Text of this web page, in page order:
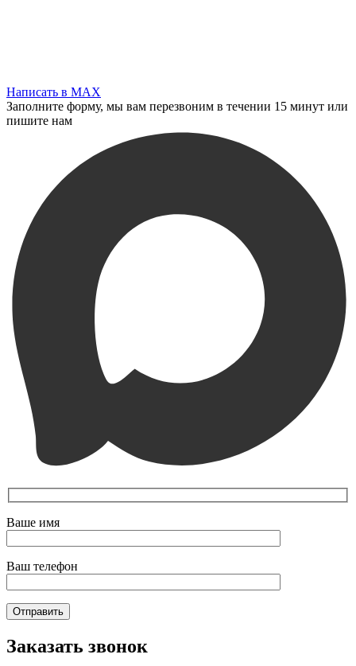
Написать в MAX
Заполните форму, мы вам перезвоним в течении 15 минут или
пишите нам
Ваше имя
Ваш телефон
Заказать звонок